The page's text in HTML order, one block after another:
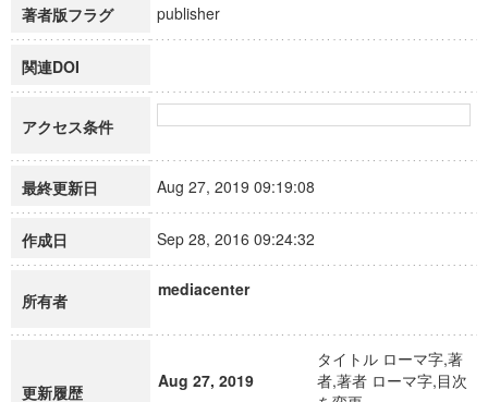
著者版フラグ publisher
関連DOI
アクセス条件
最終更新日 Aug 27, 2019 09:19:08
作成日 Sep 28, 2016 09:24:32
所有者
mediacenter
更新履歴
Aug 27, 2019
タイトル ローマ字,著
者,著者 ローマ字,目次